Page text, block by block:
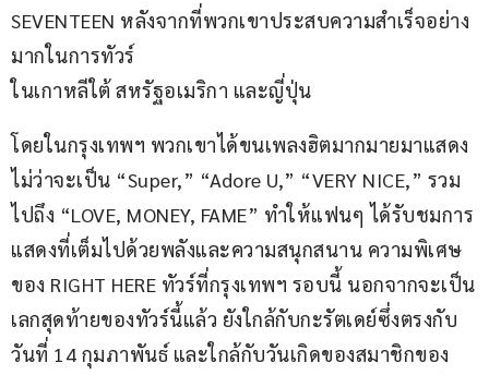
SEVENTEEN หลังจากที่พวกเขาประสบความสำเร็จอย่าง
มากในการทัวร์
ในเกาหลีใต้ สหรัฐอเมริกา และญี่ปุ่น
โดยในกรุงเทพฯ พวกเขาได้ขนเพลงฮิตมากมายมาแสดง
ไม่ว่าจะเป็น “Super,” “Adore U,” “VERY NICE,” รวม
ไปถึง “LOVE, MONEY, FAME” ทำให้แฟนๆ ได้รับชมการ
แสดงที่เต็มไปด้วยพลังและความสนุกสนาน ความพิเศษ
ของ RIGHT HERE ทัวร์ที่กรุงเทพฯ รอบนี้ นอกจากจะเป็น
เลกสุดท้ายของทัวร์นี้แล้ว ยังใกล้กับกะรัตเดย์ซึ่งตรงกับ
วันที่ 14 กุมภาพันธ์ และใกล้กับวันเกิดของสมาชิกของ